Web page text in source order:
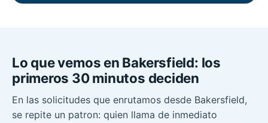
Lo que vemos en Bakersfield: los
primeros 30 minutos deciden
En las solicitudes que enrutamos desde Bakersfield,
se repite un patron: quien llama de inmediato